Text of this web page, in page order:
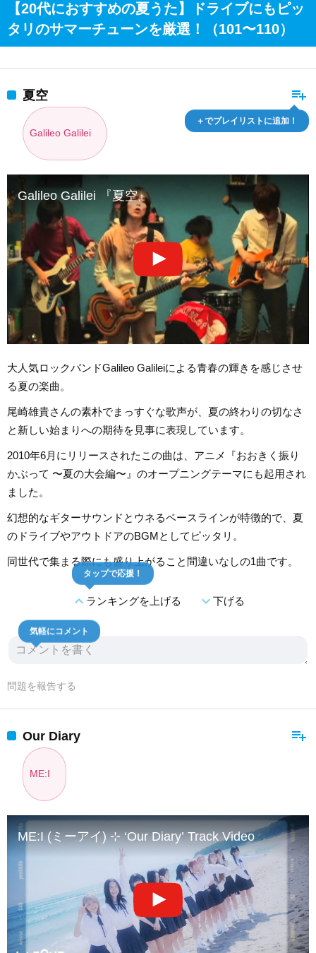
【20代におすすめの夏うた】ドライブにもピッ
タリのサマーチューンを厳選！（101〜110）
playlist_add
＋でプレイリストに追加！
夏空
Galileo Galilei
Galileo Galilei 『夏空』
大人気ロックバンドGalileo Galileiによる青春の輝きを感じさせ
る夏の楽曲。
尾崎雄貴さんの素朴でまっすぐな歌声が、夏の終わりの切なさ
と新しい始まりへの期待を見事に表現しています。
2010年6月にリリースされたこの曲は、アニメ『おおきく振り
かぶって 〜夏の大会編〜』のオープニングテーマにも起用され
ました。
幻想的なギターサウンドとウネるベースラインが特徴的で、夏
のドライブやアウトドアのBGMとしてピッタリ。
同世代で集まる際にも盛り上がること間違いなしの1曲です。
expand_lessランキングを上げる
タップで応援！
expand_more下げる
気軽にコメント
問題を報告する
playlist_add
Our Diary
ME:I
ME:I (ミーアイ) ⊹ ‘Our Diary’ Track Video